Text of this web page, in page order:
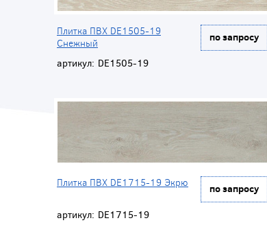
Плитка ПВХ DE1505-19
Снежный
по запросу
артикул: DE1505-19
Плитка ПВХ DE1715-19 Экрю по запросу
артикул: DE1715-19